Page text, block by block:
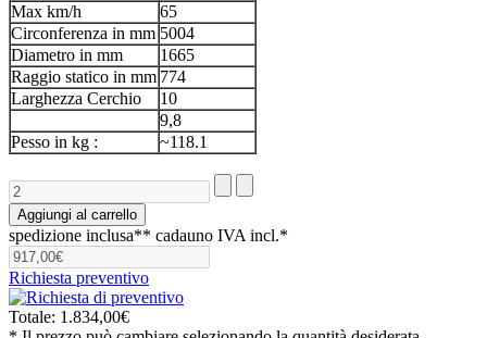
Max km/h
65
Circonferenza in mm 5004
Diametro in mm
1665
Raggio statico in mm 774
Larghezza Cerchio
10
9,8
Pesso in kg :
~118.1
spedizione inclusa** cadauno IVA incl.*
Richiesta preventivo
Totale: 1.834,00€